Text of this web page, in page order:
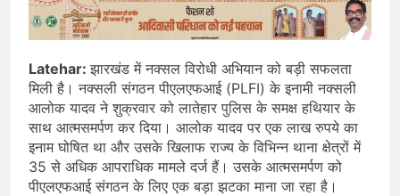
Latehar:झारखंड में नक्सल विरोधी अभियान को बड़ी सफलता
मिली है। नक्सली संगठन पीएलएफआई (PLFI) के इनामी नक्सली
आलोक यादव ने शुक्रवार को लातेहार पुलिस के समक्ष हथियार के
साथ आत्मसमर्पण कर दिया। आलोक यादव पर एक लाख रुपये का
इनाम घोषित था और उसके खिलाफ राज्य के विभिन्न थाना क्षेत्रों में
35 से अधिक आपराधिक मामले दर्ज हैं। उसके आत्मसमर्पण को
पीएलएफआई संगठन के लिए एक बड़ा झटका माना जा रहा है।